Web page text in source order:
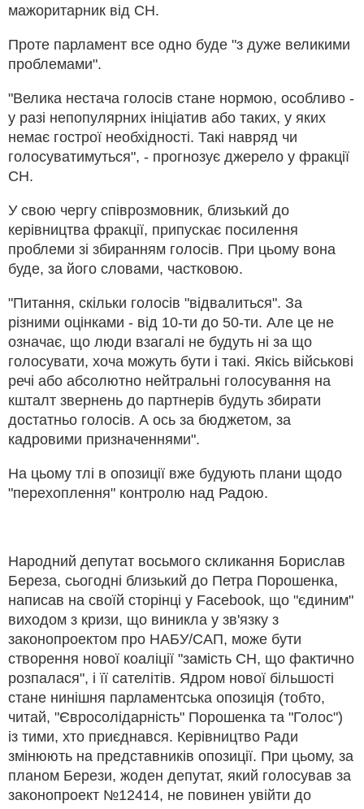
мажоритарник від СН.
Проте парламент все одно буде "з дуже великими
проблемами".
"Велика нестача голосів стане нормою, особливо -
у разі непопулярних ініціатив або таких, у яких
немає гострої необхідності. Такі навряд чи
голосуватимуться", - прогнозує джерело у фракції
СН.
У свою чергу співрозмовник, близький до
керівництва фракції, припускає посилення
проблеми зі збиранням голосів. При цьому вона
буде, за його словами, частковою.
"Питання, скільки голосів "відвалиться". За
різними оцінками - від 10-ти до 50-ти. Але це не
означає, що люди взагалі не будуть ні за що
голосувати, хоча можуть бути і такі. Якісь військові
речі або абсолютно нейтральні голосування на
кшталт звернень до партнерів будуть збирати
достатньо голосів. А ось за бюджетом, за
кадровими призначеннями".
На цьому тлі в опозиції вже будують плани щодо
"перехоплення" контролю над Радою.
Народний депутат восьмого скликання Борислав
Береза, сьогодні близький до Петра Порошенка,
написав на своїй сторінці у Facebook, що "єдиним"
виходом з кризи, що виникла у зв'язку з
законопроектом про НАБУ/САП, може бути
створення нової коаліції "замість СН, що фактично
розпалася", і її сателітів. Ядром нової більшості
стане нинішня парламентська опозиція (тобто,
читай, "Євросолідарність" Порошенка та "Голос")
із тими, хто приєднався. Керівництво Ради
змінюють на представників опозиції. При цьому, за
планом Берези, жоден депутат, який голосував за
законопроект №12414, не повинен увійти до